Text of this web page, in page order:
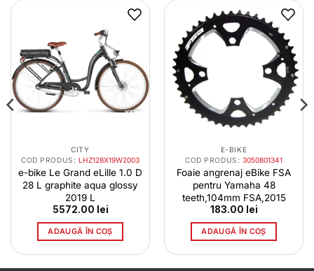
CITY
COD PRODUS: LHZ128X19W2003
e-bike Le Grand eLille 1.0 D
28 L graphite aqua glossy
2019 L
5572.00 lei
ADAUGĂ ÎN COȘ
E-BIKE
COD PRODUS: 3050801341
Foaie angrenaj eBike FSA
pentru Yamaha 48
teeth,104mm FSA,2015
183.00 lei
ADAUGĂ ÎN COȘ